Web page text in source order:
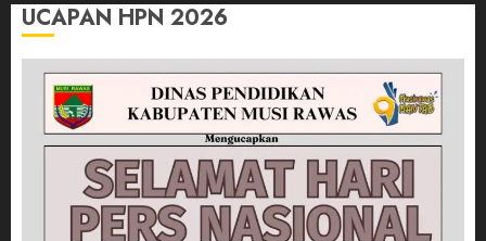
UCAPAN HPN 2026